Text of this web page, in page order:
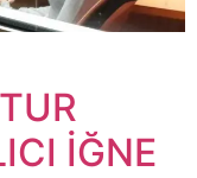
İĞNE